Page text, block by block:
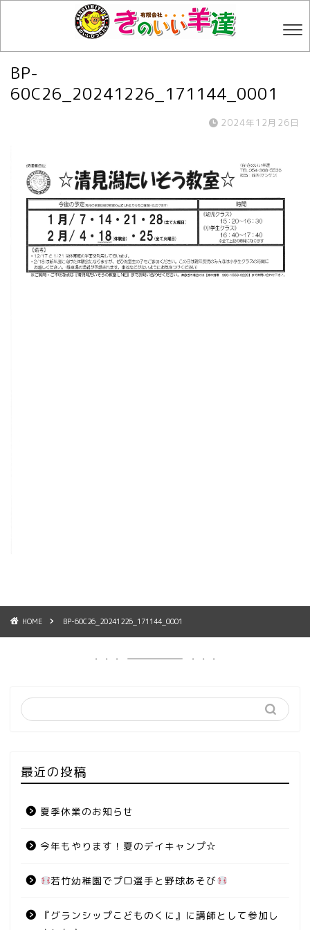
BP-
60C26_20241226_171144_0001
2024年12月26日
HOME BP-60C26_20241226_171144_0001
最近の投稿
夏季休業のお知らせ
今年もやります！夏のデイキャンプ☆
若竹幼稚園でプロ選手と野球あそび
『グランシップこどものくに』に講師として参加し